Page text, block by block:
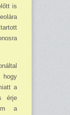
is
a
érje
a